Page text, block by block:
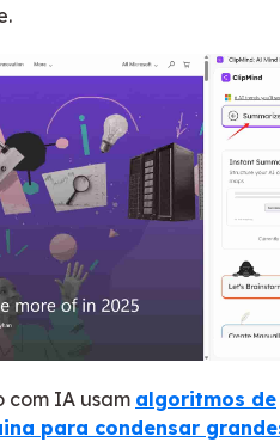
com IA usam algoritmos de
para condensar